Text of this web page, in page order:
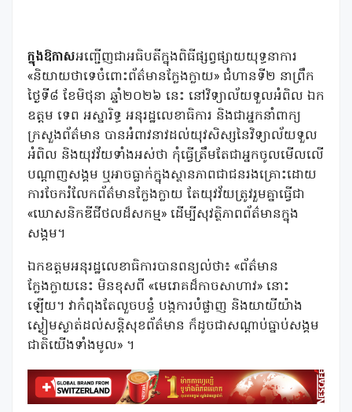
ក្នុងឱកាសអញ្ជើញជាអធិបតីក្នុងពិធីផ្សព្វផ្សាយយុទ្ធនាការ
«និយាយថាទេចំពោះព័ត៌មានក្លែងក្លាយ» ជំហានទី២ នាព្រឹក
ថ្ងៃទី៨ ខែមិថុនា ឆ្នាំ២០២៦ នេះ នៅវិទ្យាល័យទួលអំពិល ឯក
ឧត្តម ទេព អស្នារិទ្ធ អនុរដ្ឋលេខាធិការ និងជាអ្នកនាំពាក្យ
ក្រសួងព័ត៌មាន បានអំពាវនាវដល់យុវសិស្សនៃវិទ្យាល័យទួល
អំពិល និងយុវវ័យទាំងអស់ថា កុំធ្វើត្រឹមតែជាអ្នកចូលមើលលើ
បណ្តាញសង្គម ឬអាចធ្លាក់ក្នុងស្ថានភាពជាជនរងគ្រោះដោយ
ការចែករំលែកព័ត៌មានក្លែងក្លាយ តែយុវវ័យត្រូវរួមគ្នាធ្វើជា
«ឃោសនិកឌីជីថលដ៏សកម្ម» ដើម្បីសុវត្ថិភាពព័ត៌មានក្នុង
សង្គម។
ឯកឧត្តមអនុរដ្ឋលេខាធិការបានពន្យល់ថា៖ «ព័ត៌មាន
ក្លែងក្លាយនេះ មិនខុសពី «មេរោគដ៏កាចសាហាវ» នោះ
ឡើយ។ វាកំពុងតែលួចបន្លំ បង្កការបំផ្លាញ និងយាយីយ៉ាង
ស្ងៀមស្ងាត់ដល់សន្តិសុខព័ត៌មាន ក៏ដូចជាសណ្តាប់ធ្នាប់សង្គម
ជាតិយើងទាំងមូល» ។